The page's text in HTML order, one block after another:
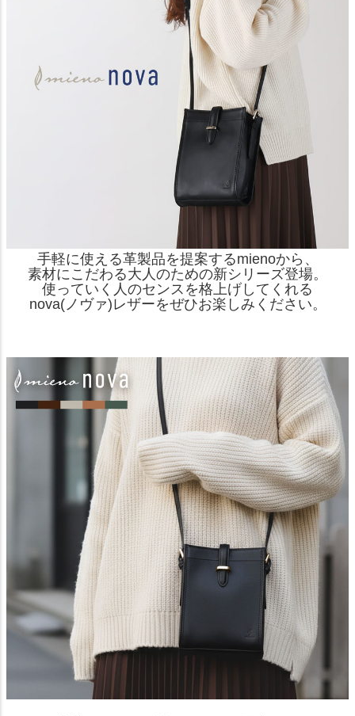
手軽に使える革製品を提案するmienoから、
素材にこだわる大人のための新シリーズ登場。
使っていく人のセンスを格上げしてくれる
nova(ノヴァ)レザーをぜひお楽しみください。